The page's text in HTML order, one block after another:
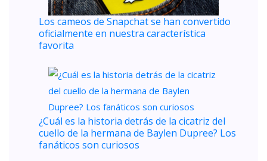
Los cameos de Snapchat se han convertido
oficialmente en nuestra característica
favorita
¿Cuál es la historia detrás de la cicatriz del
cuello de la hermana de Baylen Dupree? Los
fanáticos son curiosos